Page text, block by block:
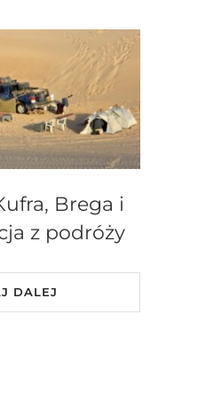
Brega i
z podróży
DALEJ